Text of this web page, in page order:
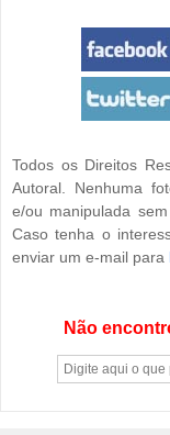
Todos os Direitos
Autoral. Nenhuma
e/ou manipulada
Caso tenha o
enviar um e-mail para
Não